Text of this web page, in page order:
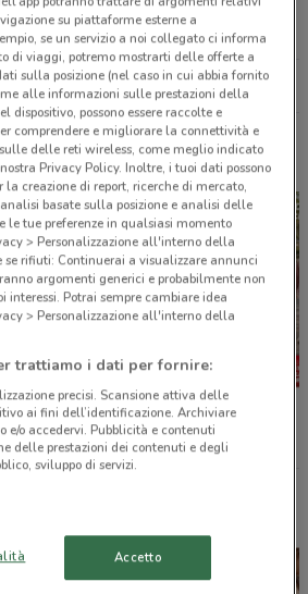
A Como
Tutti i negozi Uci Cinemas
vicinanze
Il Gigante
su piattaforme esterne a
se un servizio a noi collegato ci informa
di viaggi, potremo mostrarti delle offerte a
sulla posizione (nel caso in cui abbia fornito
alle informazioni sulle prestazioni della
dispositivo, possono essere raccolte e
comprendere e migliorare la connettività e
delle reti wireless, come meglio indicato
Privacy Policy. Inoltre, i tuoi dati possono
la creazione di report, ricerche di mercato,
basate sulla posizione e analisi delle
le tue preferenze in qualsiasi momento
> Personalizzazione all'interno della
se rifiuti: Continuerai a visualizzare annunci
argomenti generici e probabilmente non
interessi. Potrai sempre cambiare idea
> Personalizzazione all'interno della
trattiamo i dati per fornire:
precisi. Scansione attiva delle
ai fini dell’identificazione. Archiviare
e/o accedervi. Pubblicità e contenuti
delle prestazioni dei contenuti e degli
sviluppo di servizi.
Accetto